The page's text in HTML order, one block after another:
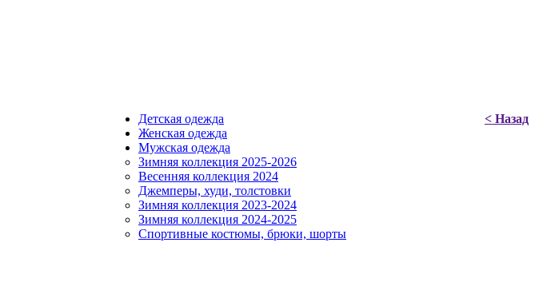
< Назад
Детская одежда
Женская одежда
Мужская одежда
Зимняя коллекция 2025-2026
Весенняя коллекция 2024
Джемперы, худи, толстовки
Зимняя коллекция 2023-2024
Зимняя коллекция 2024-2025
Спортивные костюмы, брюки, шорты